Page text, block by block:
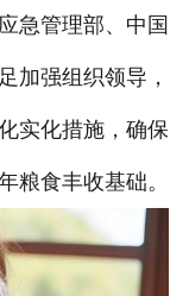
成功案例
行业资讯
教学成果
在线留言
管理部、中国
加强组织领导，
实化措施，确保
粮食丰收基础。